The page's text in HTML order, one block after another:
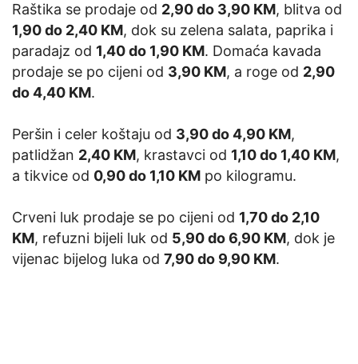
Raštika se prodaje od 2,90 do 3,90 KM, blitva od
1,90 do 2,40 KM, dok su zelena salata, paprika i
paradajz od 1,40 do 1,90 KM. Domaća kavada
prodaje se po cijeni od 3,90 KM, a roge od 2,90
do 4,40 KM.
Peršin i celer koštaju od 3,90 do 4,90 KM,
patlidžan 2,40 KM, krastavci od 1,10 do 1,40 KM,
a tikvice od 0,90 do 1,10 KM po kilogramu.
Crveni luk prodaje se po cijeni od 1,70 do 2,10
KM, refuzni bijeli luk od 5,90 do 6,90 KM, dok je
vijenac bijelog luka od 7,90 do 9,90 KM.